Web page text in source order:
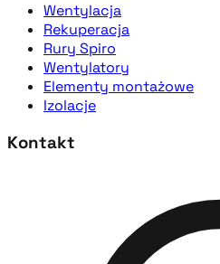
Wentylacja
Rekuperacja
Rury Spiro
Wentylatory
Elementy montażowe
Izolacje
Kontakt